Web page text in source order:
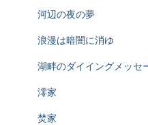
河辺の夜の夢
浪漫は暗闇に消ゆ
湖畔のダイイングメッセ
澪家
焚家